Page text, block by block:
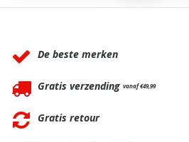
De beste merken
Gratis verzending vanaf €49,99
Gratis retour